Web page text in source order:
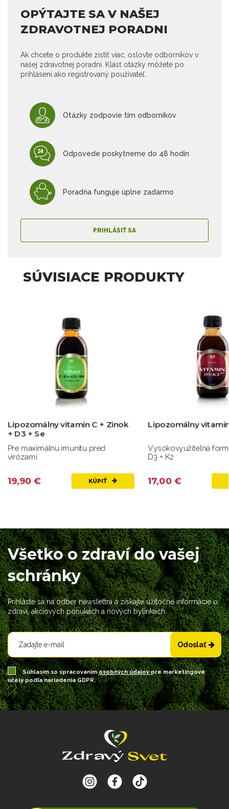
OPÝTAJTE SA V NAŠEJ
ZDRAVOTNEJ PORADNI
Ak chcete o produkte zistiť viac, oslovte odborníkov v
našej zdravotnej poradni. Klásť otázky môžete po
prihlásení ako registrovaný používateľ.
Otázky zodpovie tím odborníkov
Odpovede poskytneme do 48 hodín
Poradňa funguje úplne zadarmo
PRIHLÁSIŤ SA
SÚVISIACE PRODUKTY
Lipozomálny vitamín C + Zinok
+ D3 + Se
Pre maximálnu imunitu pred
virózami
19,90 € KÚPIŤ
Lipozomálny
Vysokovyužiteľná
D3 + K2
17,00 €
Všetko o zdraví do vašej
schránky
Prihláste sa na odber newslettra a získajte užitočné informácie o
zdraví, akciových ponukách a nových bylinkách.
Odoslať
Súhlasím so spracovanímosobných údajovpre marketingové
účely podľa nariadenia GDPR.